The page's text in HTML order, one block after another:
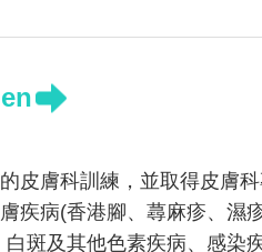
皮膚科訓練，並取得皮膚
疾病(香港腳、蕁麻疹、濕
斑及其他色素疾病、感染